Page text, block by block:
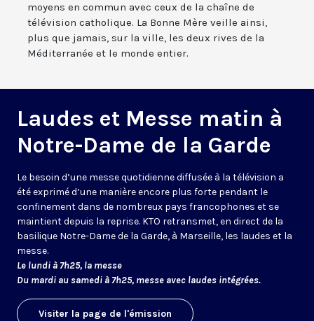
moyens en commun avec ceux de la chaîne de
télévision catholique. La Bonne Mère veille ainsi,
plus que jamais, sur la ville, les deux rives de la
Méditerranée et le monde entier.
Laudes et Messe matin à
Notre-Dame de la Garde
Le besoin d’une messe quotidienne diffusée à la télévision a
été exprimé d’une manière encore plus forte pendant le
confinement dans de nombreux pays francophones et se
maintient depuis la reprise. KTO retransmet, en direct de la
basilique Notre-Dame de la Garde, à Marseille, les laudes et la
messe.
Le lundi à 7h25, la messe
Du mardi au samedi à 7h25, messe avec laudes intégrées.
Visiter la page de l'émission